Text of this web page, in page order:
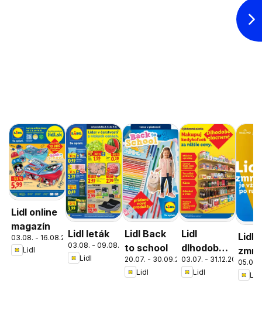
Lidl online
magazín
03.08. - 16.08.2026
Lidl
Lidl leták
03.08. - 09.08.2026
Lidl
Lidl Back
to school
20.07. - 30.09.2026
Lidl
Lidl
dlhodobo
zlacnené
03.07. - 31.12.2026
Lidl
Lidl
05.05.
Lidl